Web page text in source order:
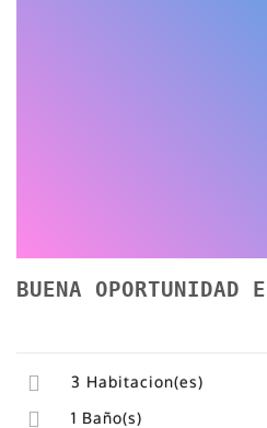
3 Habitacion(es)
1 Baño(s)